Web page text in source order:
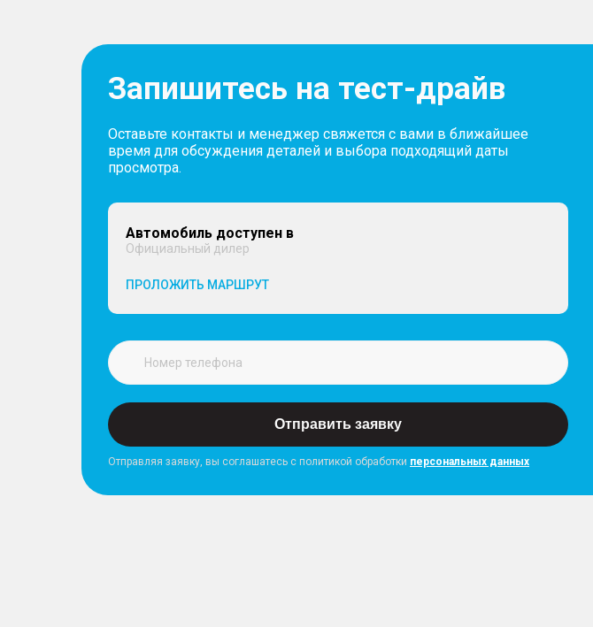
Запишитесь на тест-драйв
Оставьте контакты и менеджер свяжется с вами в ближайшее
время для обсуждения деталей и выбора подходящий даты
просмотра.
Автомобиль доступен в
Официальный дилер
ПРОЛОЖИТЬ МАРШРУТ
Отправить заявку
Отправляя заявку, вы соглашатесь с политикой обработки персональных данных